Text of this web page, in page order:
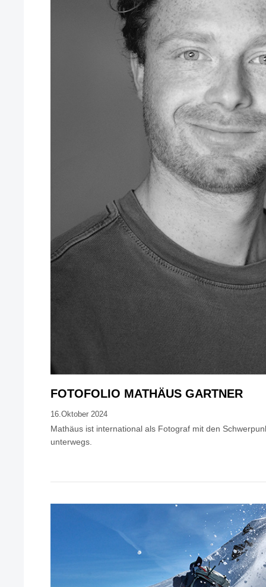
FOTOFOLIO MATHÄUS GARTNER
16.Oktober 2024
Mathäus ist international als Fotograf mit den
unterwegs.